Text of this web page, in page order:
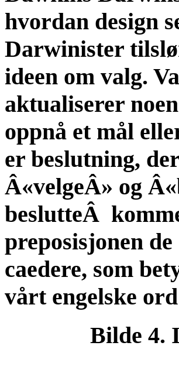
hvordan design
Darwinister
ideen om valg.
aktualiserer
oppnå et mål
er beslutning,
Â«velgeÂ» og
beslutteÂ
preposisjonen
caedere, som
vårt engelske
Bilde 4.